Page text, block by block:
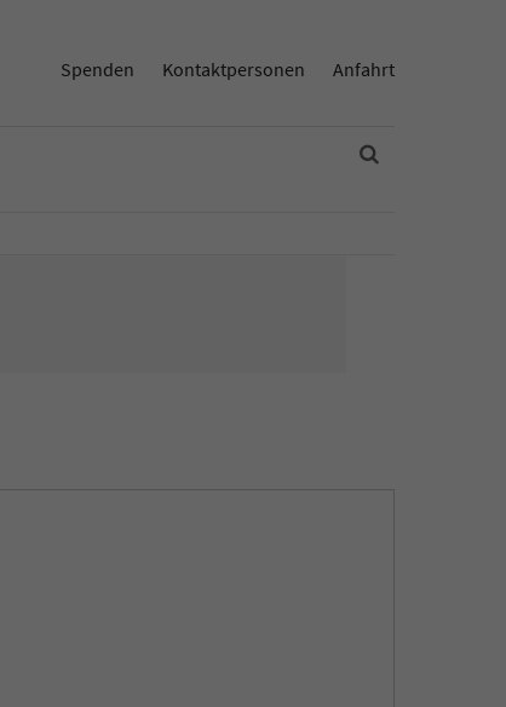
Spenden Kontaktpersonen Anfahrt